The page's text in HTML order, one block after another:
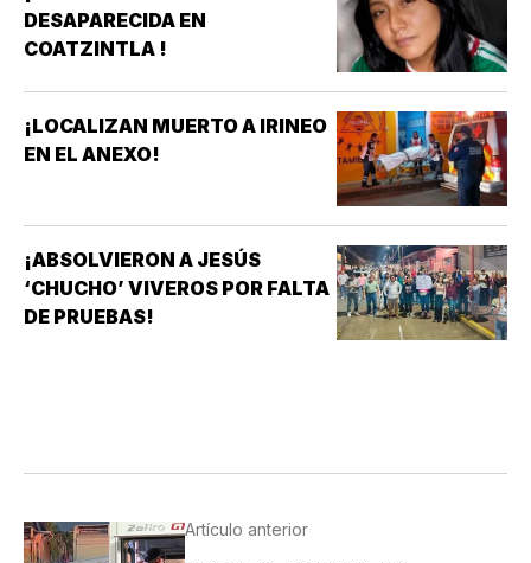
DESAPARECIDA EN
COATZINTLA !
¡LOCALIZAN MUERTO A IRINEO
EN EL ANEXO!
¡ABSOLVIERON A JESÚS
‘CHUCHO’ VIVEROS POR FALTA
DE PRUEBAS!
Artículo anterior